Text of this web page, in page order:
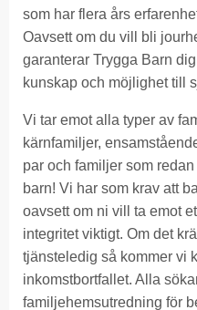
som har flera års
Oavsett om du vill bli
garanterar Trygga Barn
kunskap och möjlighet till
Vi tar emot alla typer av
kärnfamiljer,
par och familjer som
barn! Vi har som krav att
oavsett om ni vill ta emot
integritet viktigt. Om det
tjänsteledig så kommer vi
inkomstbortfallet. Alla
familjehemsutredning för